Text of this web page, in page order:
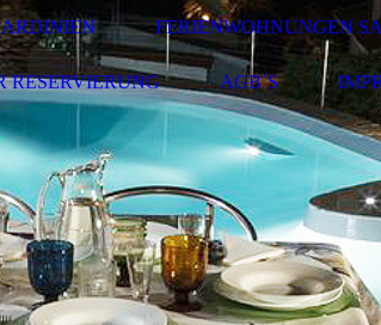
FERIENWOHNUNGEN
RESERVIERUNG AGB´S